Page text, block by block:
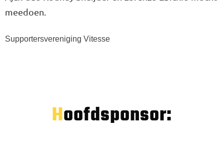
meedoen.
Supportersvereniging Vitesse
Hoofdsponsor: